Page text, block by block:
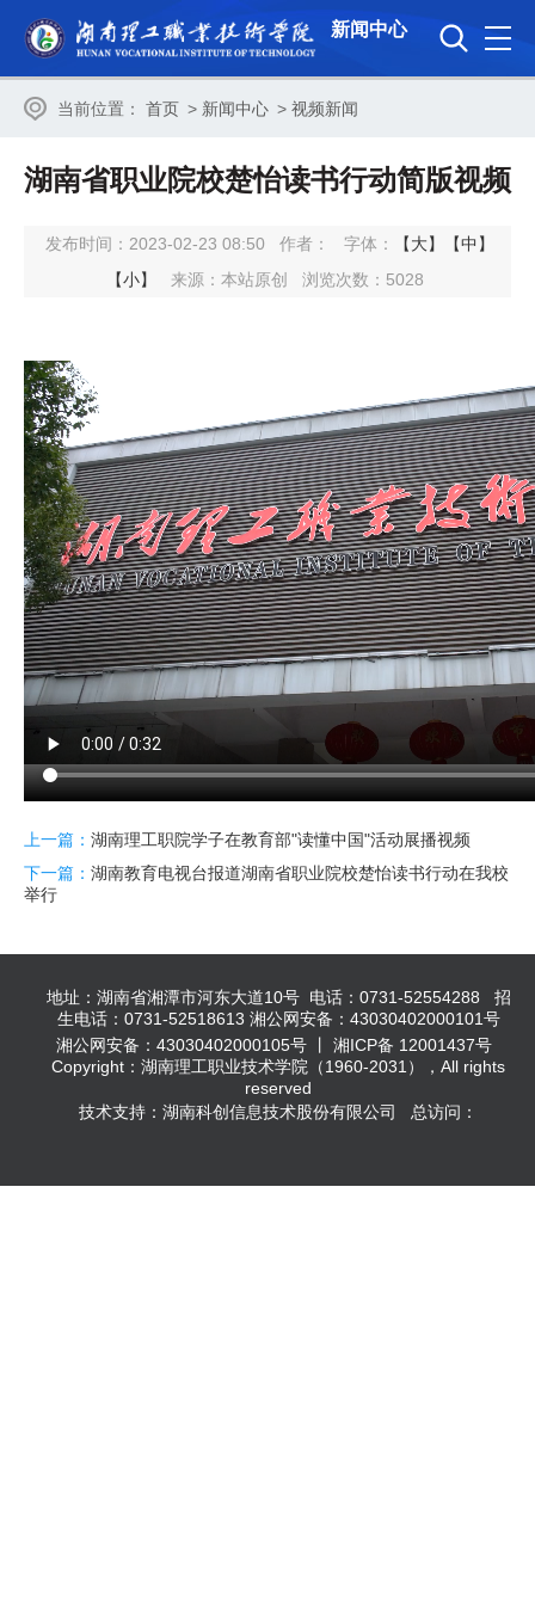
新闻中心
当前位置： 首页 > 新闻中心 > 视频新闻
湖南省职业院校楚怡读书行动简版视频
发布时间：2023-02-23 08:50 作者： 字体： 【大】
【中】
【小】
来源：本站原创 浏览次数： 5028
上一篇： 湖南理工职院学子在教育部"读懂中国"活动展播视频
下一篇： 湖南教育电视台报道湖南省职业院校楚怡读书行动在我校
举行
地址：湖南省湘潭市河东大道10号 电话：0731-52554288 招
生电话：0731-52518613 湘公网安备：43030402000101号
湘公网安备：43030402000105号 丨 湘ICP备 12001437号
Copyright：湖南理工职业技术学院（1960-2031），All rights
reserved
技术支持：湖南科创信息技术股份有限公司 总访问：